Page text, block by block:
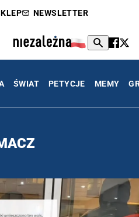
NEWSLETTER
ŚWIAT PETYCJE MEMY